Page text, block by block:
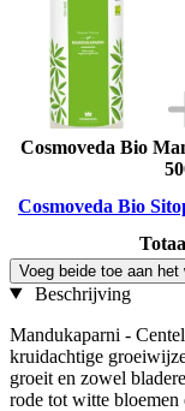
Cosmoveda Bio
Cosmoveda Bio
Voeg beide toe aan het
Beschrijving
Mandukaparni -
kruidachtige
groeit en zowel
rode tot witte